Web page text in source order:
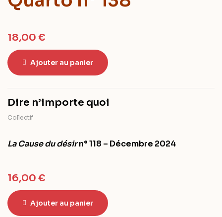
18,00 €
Ajouter au panier
Dire n’importe quoi
Collectif
La Cause du désirn° 118 – Décembre 2024
16,00 €
Ajouter au panier